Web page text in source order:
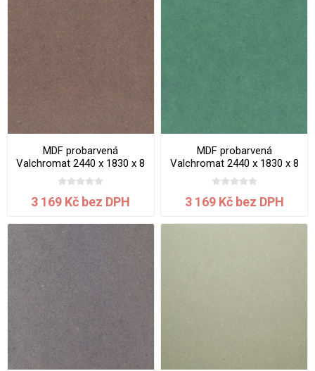
MDF probarvená
Valchromat 2440 x 1830 x 8
mm Chocolate Brown
3 169 Kč bez DPH
MDF probarvená
Valchromat 2440 x 1830 x 8
mm Green Mint
3 169 Kč bez DPH